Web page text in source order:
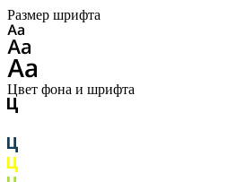
Размер шрифта
Цвет фона и шрифта